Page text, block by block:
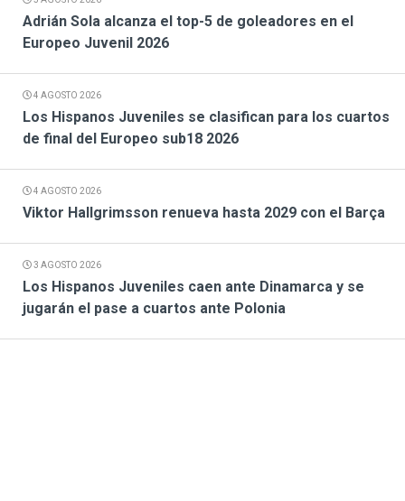
Adrián Sola alcanza el top-5 de goleadores en el
Europeo Juvenil 2026
4 AGOSTO 2026
Los Hispanos Juveniles se clasifican para los cuartos
de final del Europeo sub18 2026
4 AGOSTO 2026
Viktor Hallgrimsson renueva hasta 2029 con el Barça
3 AGOSTO 2026
Los Hispanos Juveniles caen ante Dinamarca y se
jugarán el pase a cuartos ante Polonia